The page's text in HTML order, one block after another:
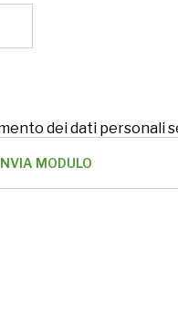
dei dati personali